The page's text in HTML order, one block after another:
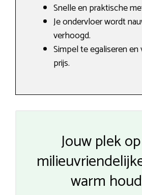
Snelle en praktische
Je ondervloer wordt
verhoogd.
Simpel te egaliseren
prijs.
Jouw plek
warm